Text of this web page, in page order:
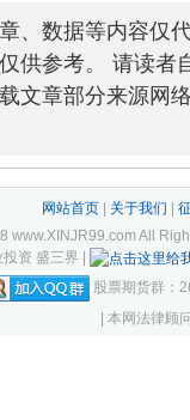
、数据等内容仅
供参考。 请读者
文章部分来源网
网站首页| 关于我们
www.XINJR99.com All
资 盛三界 |
股票期货群：
| 本网法律顾